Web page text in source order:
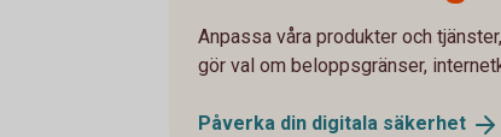
Anpassa våra produkter och
gör val om beloppsgränser,
Påverka din digitala säkerhet